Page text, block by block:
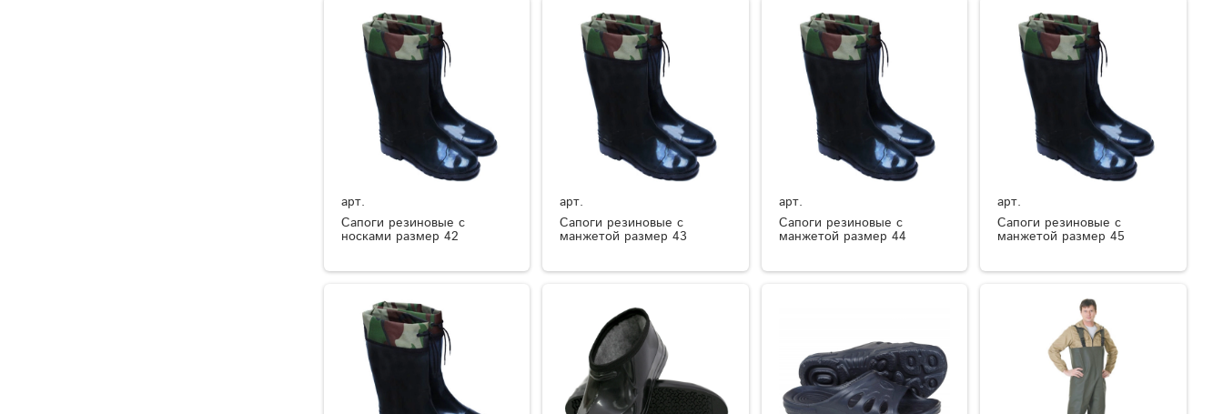
арт.
Сапоги резиновые с
носками размер 42
арт.
Сапоги резиновые с
манжетой размер 43
арт.
Сапоги резиновые с
манжетой размер 44
арт.
Сапоги резиновые с
манжетой размер 45